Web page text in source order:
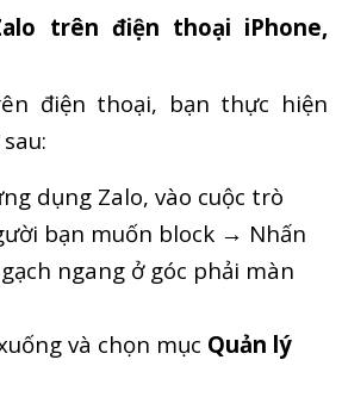
trên điện thoại iPhone,
điện thoại, bạn thực hiện
dụng Zalo, vào cuộc trò
bạn muốn block → Nhấn
ngang ở góc phải màn
và chọn mục Quản lý